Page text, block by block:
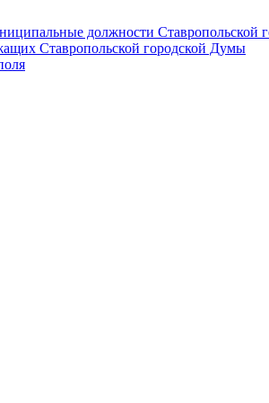
должности Ставропольской
Ставропольской городской Думы